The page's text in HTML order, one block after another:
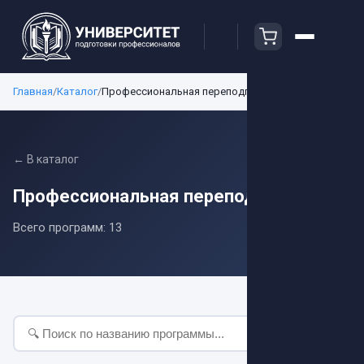
Главная/Каталог/Профессиональная переподготовка
← В каталог
Профессиональная переподготовка
Всего программ: 13